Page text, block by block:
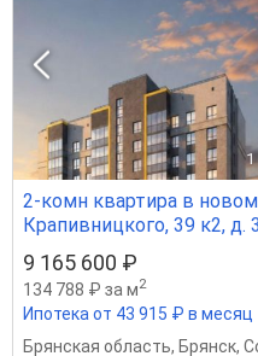
1
2-комн квартира в
Крапивницкого, 39 к2, д.
9 165 600 ₽
134 788 ₽ за м2
Ипотека от 43 915 ₽ в месяц
Брянская область, Брянск,